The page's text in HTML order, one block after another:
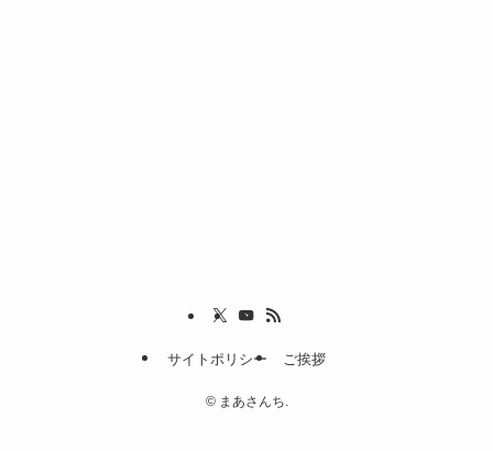
サイトポリシー ご挨拶
©まあさんち.